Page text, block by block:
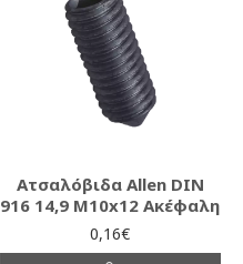
Ατσαλόβιδα Allen DIN
916 14,9 M10x12 Ακέφαλη
0,16€